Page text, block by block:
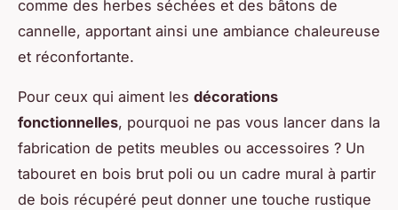
comme des herbes séchées et des bâtons de
cannelle, apportant ainsi une ambiance chaleureuse
et réconfortante.
Pour ceux qui aiment les décorations
fonctionnelles, pourquoi ne pas vous lancer dans la
fabrication de petits meubles ou accessoires ? Un
tabouret en bois brut poli ou un cadre mural à partir
de bois récupéré peut donner une touche rustique